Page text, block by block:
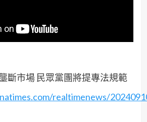
斷市場 民眾黨團將提專法規範
realtimenews/